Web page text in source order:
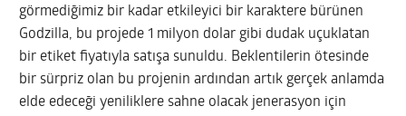
görmediğimiz bir kadar etkileyici bir karaktere bürünen
Godzilla, bu projede 1 milyon dolar gibi dudak uçuklatan
bir etiket fiyatıyla satışa sunuldu. Beklentilerin ötesinde
bir sürpriz olan bu projenin ardından artık gerçek anlamda
elde edeceği yeniliklere sahne olacak jenerasyon için